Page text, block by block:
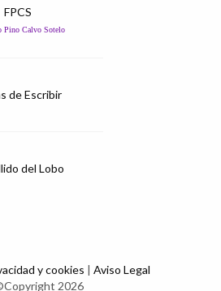
FPCS
Pino Calvo Sotelo
de Escribir
del Lobo
y cookies | Aviso Legal
2026